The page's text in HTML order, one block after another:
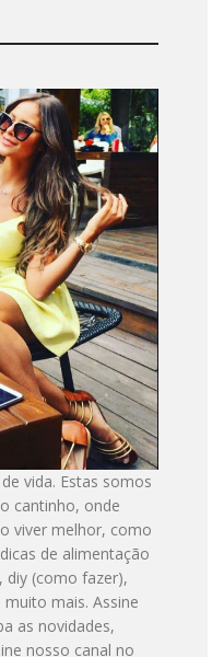
vida. Estas somos
cantinho, onde
viver melhor, como
de alimentação
diy (como fazer),
mais. Assine
as novidades,
nosso canal no